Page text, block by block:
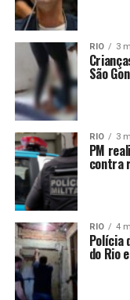
RIO 3
São
RIO 3
PM
contra
RIO 4
Polícia
do Rio